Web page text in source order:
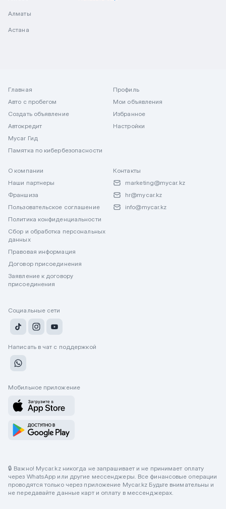
Алматы
Астана
Главная
Авто с пробегом
Создать объявление
Автокредит
Mycar Гид
Памятка по кибербезопасности
Профиль
Мои объявления
Избранное
Настройки
О компании
Наши партнеры
Франшиза
Пользовательское соглашение
Политика конфиденциальности
Сбор и обработка персональных
данных
Правовая информация
Договор присоединения
Заявление к договору
присоединения
Контакты
marketing@mycar.kz
hr@mycar.kz
info@mycar.kz
Социальные сети
Написать в чат с поддержкой
Мобильное приложение
🔒 Важно! Mycar.kz никогда не запрашивает и не принимает оплату
через WhatsApp или другие мессенджеры. Все финансовые операции
проводятся только через приложение Mycar.kz Будьте внимательны и
не передавайте данные карт и оплату в мессенджерах.